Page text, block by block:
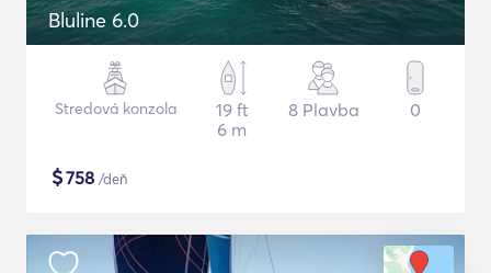
Bluline 6.0
Stredová konzola
19 ft
6 m
8 Plavba 0
$758 /deň